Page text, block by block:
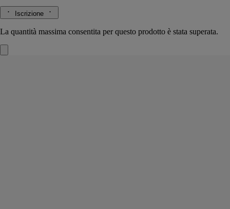
Iscrizione
La quantità massima consentita per questo prodotto è stata superata.